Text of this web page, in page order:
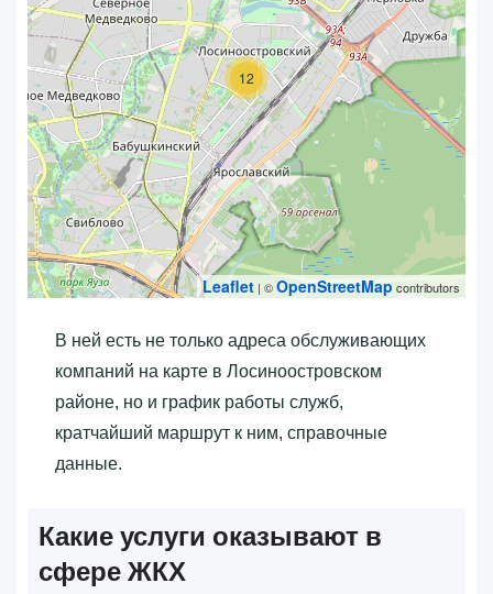
12
Leaflet | ©OpenStreetMap contributors
В ней есть не только адреса обслуживающих
компаний на карте в Лосиноостровском
районе, но и график работы служб,
кратчайший маршрут к ним, справочные
данные.
Какие услуги оказывают в
сфере ЖКХ